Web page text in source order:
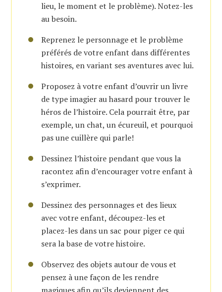
lieu, le moment et le problème). Notez-les
au besoin.
Reprenez le personnage et le problème
préférés de votre enfant dans différentes
histoires, en variant ses aventures avec lui.
Proposez à votre enfant d’ouvrir un livre
de type imagier au hasard pour trouver le
héros de l’histoire. Cela pourrait être, par
exemple, un chat, un écureuil, et pourquoi
pas une cuillère qui parle!
Dessinez l’histoire pendant que vous la
racontez afin d’encourager votre enfant à
s’exprimer.
Dessinez des personnages et des lieux
avec votre enfant, découpez-les et
placez-les dans un sac pour piger ce qui
sera la base de votre histoire.
Observez des objets autour de vous et
pensez à une façon de les rendre